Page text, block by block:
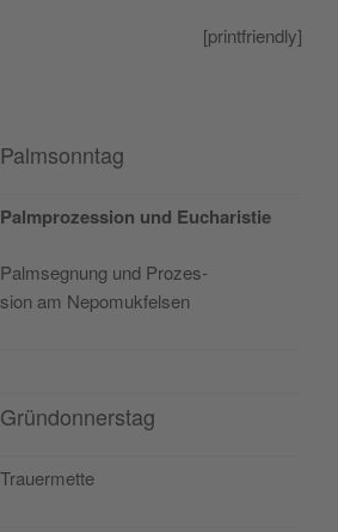
[print­friendly]
Palmsonntag
Palm­pro­zes­sion und Eucharistie
Palm­seg­nung und Pro­zes­
sion am Nepomukfelsen
Gründonnerstag
Trauer­met­te